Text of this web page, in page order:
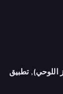
اللوحي), تطبيق